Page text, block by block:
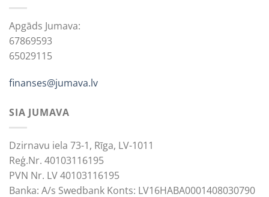
Apgāds Jumava:
67869593
65029115
finanses@jumava.lv
SIA JUMAVA
Dzirnavu iela 73-1, Rīga, LV-1011
Reģ.Nr. 40103116195
PVN Nr. LV 40103116195
Banka: A/s Swedbank Konts: LV16HABA0001408030790